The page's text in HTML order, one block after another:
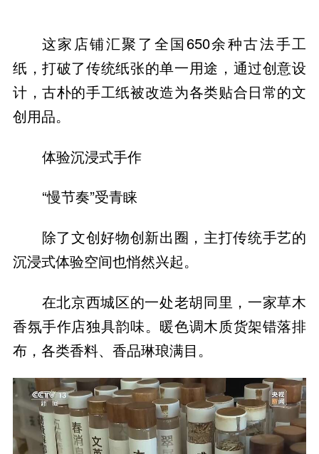
这家店铺汇聚了全国650余种古法手工
纸，打破了传统纸张的单一用途，通过创意设
计，古朴的手工纸被改造为各类贴合日常的文
创用品。
体验沉浸式手作
“慢节奏”受青睐
除了文创好物创新出圈，主打传统手艺的
沉浸式体验空间也悄然兴起。
在北京西城区的一处老胡同里，一家草木
香氛手作店独具韵味。暖色调木质货架错落排
布，各类香料、香品琳琅满目。